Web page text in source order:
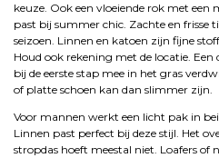
keuze. Ook een vloeiende rok met
past bij summer chic. Zachte en frisse
seizoen. Linnen en katoen zijn fijne
Houd ook rekening met de locatie.
bij de eerste stap mee in het gras
of platte schoen kan dan slimmer zijn.
Voor mannen werkt een licht pak in
Linnen past perfect bij deze stijl. Het
stropdas hoeft meestal niet. Loafers of